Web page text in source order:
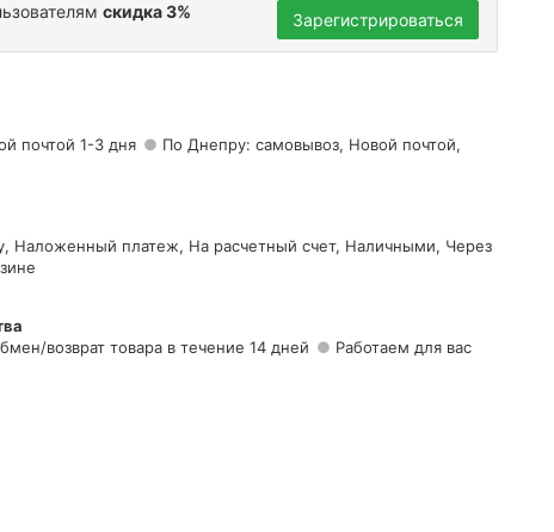
скидка 3% Зарегистрироваться
почтой 1-3 дня
По Днепру: самовывоз, Новой почтой,
Наложенный платеж, На расчетный счет, Наличными, Через
возврат товара в течение 14 дней
Работаем для вас